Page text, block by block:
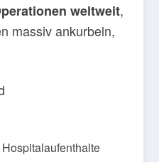
weltweit,
massiv ankurbeln,